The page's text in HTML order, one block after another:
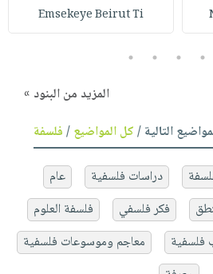
Emsekeye Beirut Ti
2
3
4
5
المزيد من البنود »
التالية /كل المواضيع/فلسفة
دراسات فلسفية
عام
فكر فلسفي
فلسفة العلوم
فلسفية
معاجم وموسوعات فلسفية